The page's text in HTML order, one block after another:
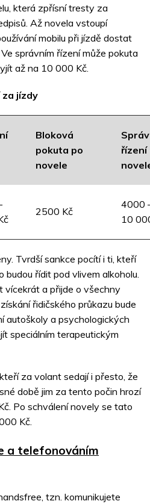
která zpřísní tresty za
Až novela vstoupí
mobilu při jízdě dostat
správním řízení může pokuta
až na 10 000 Kč.
jízdy
Bloková
pokuta po
novele
řízení
2500 Kč
4000
10
Tvrdší sankce pocítí i ti, kteří
budou řídit pod vlivem alkoholu.
vícekrát a přijde o všechny
řidičského průkazu bude
autoškoly a psychologických
speciálním terapeutickým
za volant sedají i přesto, že
době jim za tento počin hrozí
Po schválení novely se tato
Kč.
a telefonováním
tzn. komunikujete